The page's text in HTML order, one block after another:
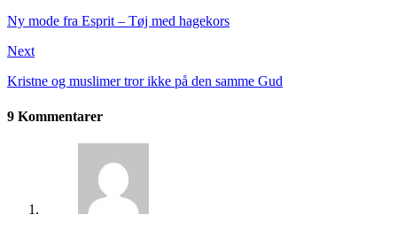
Ny mode fra Esprit – Tøj med hagekors
Next
Kristne og muslimer tror ikke på den samme Gud
9 Kommentarer